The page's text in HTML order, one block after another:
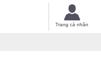
Trang cá nhân